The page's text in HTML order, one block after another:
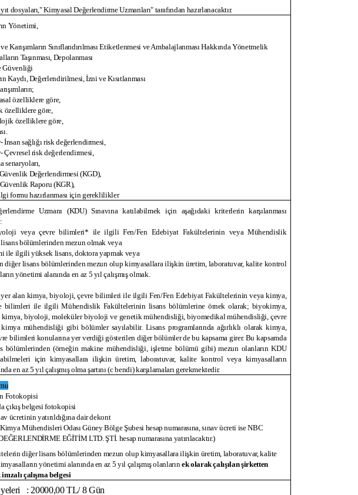
dosyaları," Kimyasal Değerlendirme Uzmanları" tarafından hazırlanacaktır.
Yönetimi,
Karışımların Sınıflandırılması Etiketlenmesi ve Ambalajlanması Hakkında Yönetmelik
Taşınması, Depolanması
Güvenliği
Kaydı, Değerlendirilmesi, İzni ve Kısıtlanması
özelliklere göre,
özelliklere göre,
özelliklere göre,
sağlığı risk değerlendirmesi,
Çevresel risk değerlendirmesi,
senaryoları,
Değerlendirmesi (KGD),
Raporu (KGR),
formu hazırlanması için gereklilikler
Uzmanı (KDU) Sınavına katılabilmek için aşağıdaki kriterlerin karşılanması
veya çevre bilimleri* ile ilgili Fen/Fen Edebiyat Fakültelerinin veya Mühendislik
bölümlerinden mezun olmak veya
ile ilgili yüksek lisans, doktora yapmak veya
diğer lisans bölümlerinden mezun olup kimyasallara ilişkin üretim, laboratuvar, kalite kontrol
yönetimi alanında en az 5 yıl çalışmış olmak.
alan kimya, biyoloji, çevre bilimleri ile ilgili Fen/Fen Edebiyat Fakültelerinin veya kimya,
bilimleri ile ilgili Mühendislik Fakültelerinin lisans bölümlerine örnek olarak; biyokimya,
biyoloji, moleküler biyoloji ve genetik mühendisliği, biyomedikal mühendisliği, çevre
mühendisliği gibi bölümler sayılabilir. Lisans programlarında ağırlıklı olarak kimya,
bilimleri konularına yer verdiği gösterilen diğer bölümler de bu kapsama girer. Bu kapsamda
bölümlerinden (örneğin makine mühendisliği, işletme bölümü gibi) mezun olanların KDU
için kimyasallara ilişkin üretim, laboratuvar, kalite kontrol veya kimyasalların
en az 5 yıl çalışmış olma şartını (c bendi) karşılamaları gerekmektedir.
Fotokopisi
çıkış belgesi fotokopisi
ücretinin yatırıldığına dair dekont
Mühendisleri Odası Güney Bölge Şubesi hesap numarasına, sınav ücreti ise NBC
EĞİTİM LTD. ŞTİ. hesap numarasına yatırılacaktır.)
diğer lisans bölümlerinden mezun olup kimyasallara ilişkin üretim, laboratuvar, kalite
yönetimi alanında en az 5 yıl çalışmış olanların ek olarak çalışılan şirketten
imzalı çalışma belgesi
: 20000,00 TL/ 8 Gün